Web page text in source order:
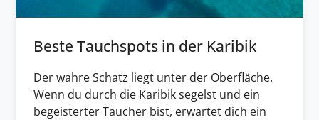
Beste Tauchspots in der Karibik
Der wahre Schatz liegt unter der Oberfläche.
Wenn du durch die Karibik segelst und ein
begeisterter Taucher bist, erwartet dich ein